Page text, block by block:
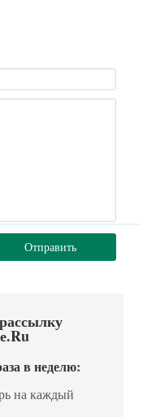
Отправить
в неделю:
на каждый